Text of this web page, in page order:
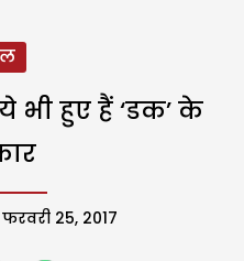
भी हुए हैं ‘डक’ के
फरवरी 25, 2017